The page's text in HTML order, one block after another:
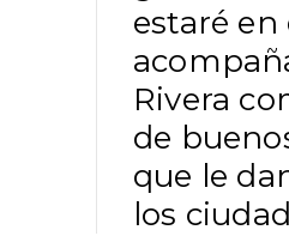
estaré en
Rivera
de
que le
los